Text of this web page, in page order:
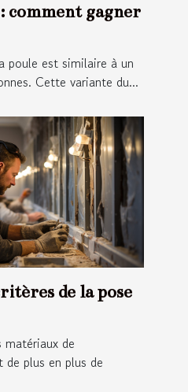
comment gagner
poule est similaire à un
Cette variante du...
de la pose
matériaux de
plus en plus de